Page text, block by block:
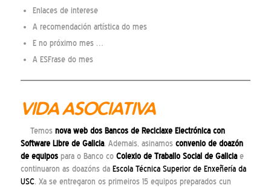
Enlaces de interese
A recomendación artística do mes
E no próximo mes …
A ESFrase do mes
VIDA ASOCIATIVA
Temos nova web dos Bancos de Reciclaxe Electrónica con
Software Librede Galicia. Ademais, asinamosconvenio de doazón
de equipospara o Banco co Colexio de Traballo Social de Galiciae
continuaron as doazóns da Escola Técnica Superior de Enxeñería da
USC. Xa se entregaron os primeiros 15 equipos preparados cun